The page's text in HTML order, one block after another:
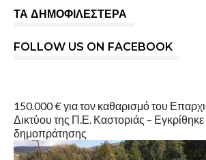
ΤΑ ΔΗΜΟΦΙΛΕΣΤΕΡΑ
FOLLOW US ON FACEBOOK
150.000 € για τον καθαρισμό του
Δικτύου της Π.Ε. Καστοριάς –
δημοπράτησης